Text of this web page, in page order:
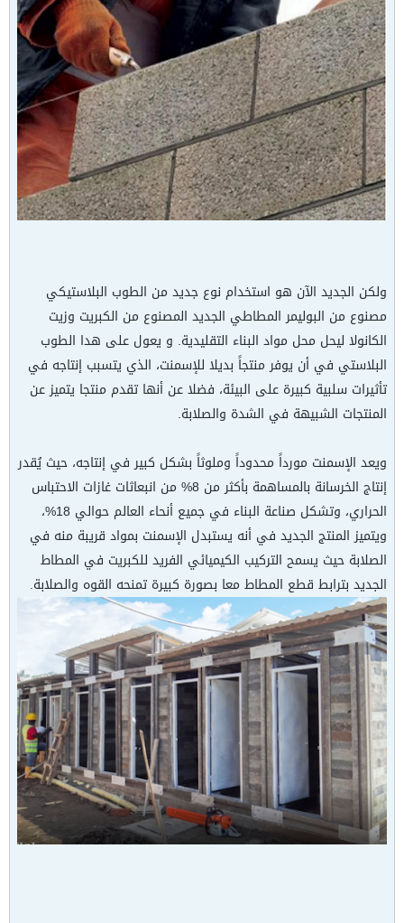
ولكن الجديد الآن هو استخدام نوع جديد من الطوب البلاستيكي
مصنوع من البوليمر المطاطي الجديد المصنوع من الكبريت وزيت
الكانولا ليحل محل مواد البناء التقليدية. و يعول على هدا الطوب
البلاستي في أن يوفر منتجاً بديلا للإسمنت، الذي يتسبب إنتاجه في
تأثيرات سلبية كبيرة على البيئة، فضلا عن أنها تقدم منتجا يتميز عن
المنتجات الشبيهة في الشدة والصلابة.
ويعد الإسمنت مورداً محدوداً وملوثاً بشكل كبير في إنتاجه، حيث يُقدر
إنتاج الخرسانة بالمساهمة بأكثر من 8% من انبعاثات غازات الاحتباس
الحراري، وتشكل صناعة البناء في جميع أنحاء العالم حوالي 18%،
ويتميز المنتج الجديد في أنه يستبدل الإسمنت بمواد قريبة منه في
الصلابة حيث يسمح التركيب الكيميائي الفريد للكبريت في المطاط
الجديد بترابط قطع المطاط معا بصورة كبيرة تمنحه القوه والصلابة.